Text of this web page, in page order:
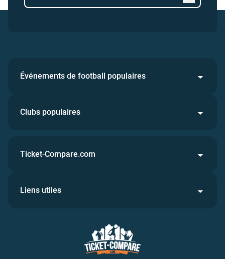
Événements de football populaires
Clubs populaires
Ticket-Compare.com
Liens utiles